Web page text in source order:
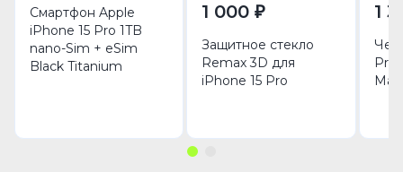
Смартфон Apple
iPhone 15 Pro 1TB
nano-Sim + eSim
Black Titanium
1 000 ₽
Защитное стекло
Remax 3D для
iPhone 15 Pro
1
Pro